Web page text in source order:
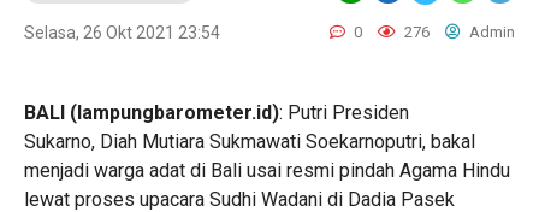
Selasa, 26 Okt 2021 23:54 0 276 Admin
BALI (lampungbarometer.id): Putri Presiden
Sukarno, Diah Mutiara Sukmawati Soekarnoputri, bakal
menjadi warga adat di Bali usai resmi pindah Agama Hindu
lewat proses upacara Sudhi Wadani di Dadia Pasek